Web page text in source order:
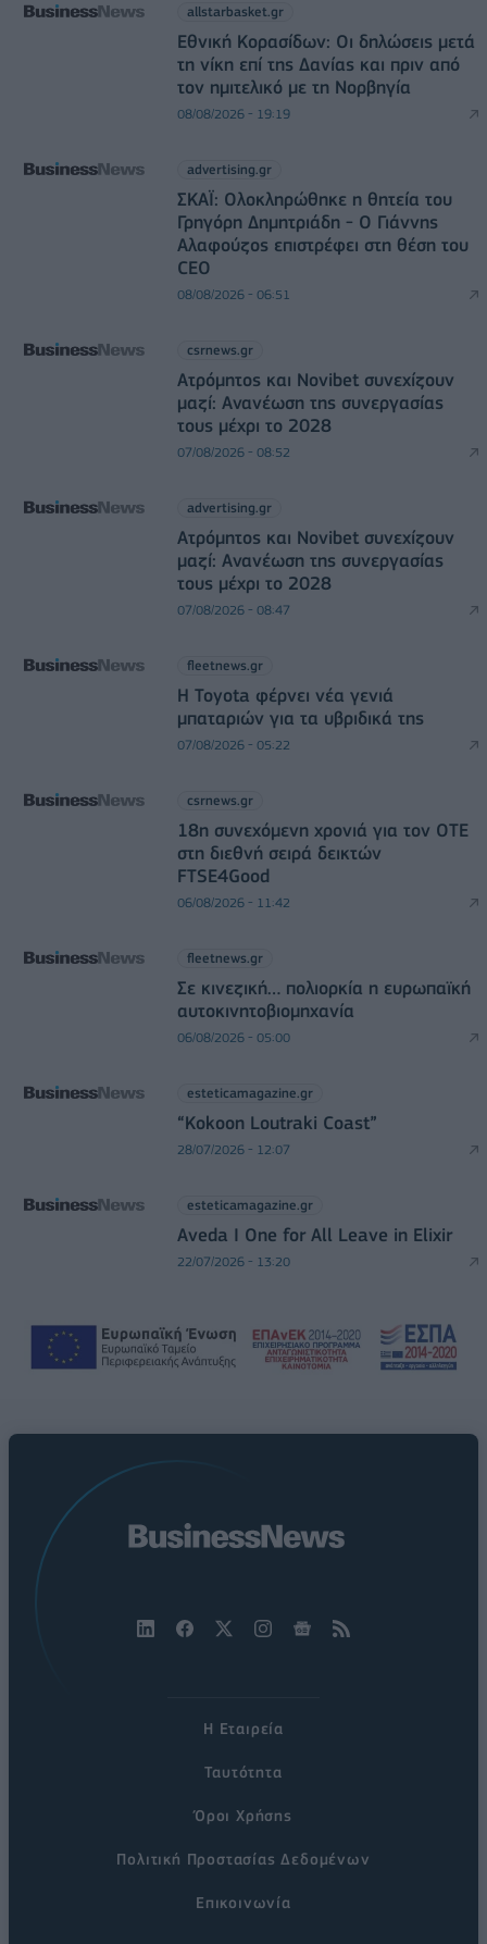
allstarbasket.gr
Εθνική Κορασίδων: Οι δηλώσεις μετά
τη νίκη επί της Δανίας και πριν από
τον ημιτελικό με τη Νορβηγία
08/08/2026 - 19:19
advertising.gr
ΣΚΑΪ: Ολοκληρώθηκε η θητεία του
Γρηγόρη Δημητριάδη - Ο Γιάννης
Αλαφούζος επιστρέφει στη θέση του
CEO
08/08/2026 - 06:51
csrnews.gr
Ατρόμητος και Novibet συνεχίζουν
μαζί: Ανανέωση της συνεργασίας
τους μέχρι το 2028
07/08/2026 - 08:52
advertising.gr
Ατρόμητος και Novibet συνεχίζουν
μαζί: Ανανέωση της συνεργασίας
τους μέχρι το 2028
07/08/2026 - 08:47
fleetnews.gr
Η Toyota φέρνει νέα γενιά
μπαταριών για τα υβριδικά της
07/08/2026 - 05:22
csrnews.gr
18η συνεχόμενη χρονιά για τον ΟΤΕ
στη διεθνή σειρά δεικτών
FTSE4Good
06/08/2026 - 11:42
fleetnews.gr
Σε κινεζική… πολιορκία η ευρωπαϊκή
αυτοκινητοβιομηχανία
06/08/2026 - 05:00
esteticamagazine.gr
“Kokoon Loutraki Coast”
28/07/2026 - 12:07
esteticamagazine.gr
Aveda I One for All Leave in Elixir
22/07/2026 - 13:20
Η Εταιρεία
Ταυτότητα
Όροι Χρήσης
Πολιτική Προστασίας Δεδομένων
Επικοινωνία